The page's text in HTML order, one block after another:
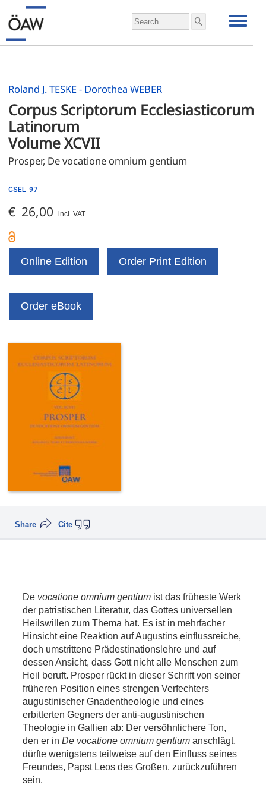
Roland J. TESKE - Dorothea WEBER
Corpus Scriptorum Ecclesiasticorum
Latinorum
Volume XCVII
Prosper, De vocatione omnium gentium
CSEL 97
€ 26,00 incl. VAT
Online Edition Order Print Edition
Order eBook
Cite
Share
De vocatione omnium gentium ist das früheste Werk
der patristischen Literatur, das Gottes universellen
Heilswillen zum Thema hat. Es ist in mehrfacher
Hinsicht eine Reaktion auf Augustins einflussreiche,
doch umstrittene Prädestinationslehre und auf
dessen Ansicht, dass Gott nicht alle Menschen zum
Heil beruft. Prosper rückt in dieser Schrift von seiner
früheren Position eines strengen Verfechters
augustinischer Gnadentheologie und eines
erbitterten Gegners der anti-augustinischen
Theologie in Gallien ab: Der versöhnlichere Ton,
den er inDe vocatione omnium gentium anschlägt,
dürfte wenigstens teilweise auf den Einfluss seines
Freundes, Papst Leos des Großen, zurückzuführen
sein.